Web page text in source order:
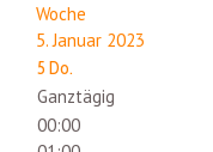
Woche
5. Januar 2023
5 Do.
Ganztägig
00:00